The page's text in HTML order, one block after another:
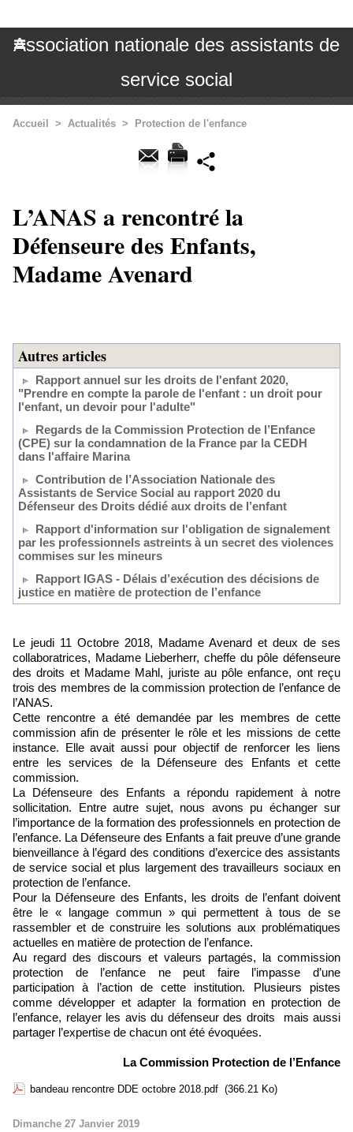
Association nationale des assistants de
service social
Accueil > Actualités > Protection de l'enfance
L’ANAS a rencontré la
Défenseure des Enfants,
Madame Avenard
Autres articles
Rapport annuel sur les droits de l'enfant 2020,
"Prendre en compte la parole de l'enfant : un droit pour
l'enfant, un devoir pour l'adulte"
Regards de la Commission Protection de l’Enfance
(CPE) sur la condamnation de la France par la CEDH
dans l'affaire Marina
Contribution de l’Association Nationale des
Assistants de Service Social au rapport 2020 du
Défenseur des Droits dédié aux droits de l’enfant
Rapport d'information sur l'obligation de signalement
par les professionnels astreints à un secret des violences
commises sur les mineurs
Rapport IGAS - Délais d’exécution des décisions de
justice en matière de protection de l’enfance
Le jeudi 11 Octobre 2018, Madame Avenard et deux de ses
collaboratrices, Madame Lieberherr, cheffe du pôle défenseure
des droits et Madame Mahl, juriste au pôle enfance, ont reçu
trois des membres de la commission protection de l’enfance de
l’ANAS.
Cette rencontre a été demandée par les membres de cette
commission afin de présenter le rôle et les missions de cette
instance. Elle avait aussi pour objectif de renforcer les liens
entre les services de la Défenseure des Enfants et cette
commission.
La Défenseure des Enfants a répondu rapidement à notre
sollicitation. Entre autre sujet, nous avons pu échanger sur
l’importance de la formation des professionnels en protection de
l’enfance. La Défenseure des Enfants a fait preuve d’une grande
bienveillance à l’égard des conditions d’exercice des assistants
de service social et plus largement des travailleurs sociaux en
protection de l’enfance.
Pour la Défenseure des Enfants, les droits de l’enfant doivent
être le « langage commun » qui permettent à tous de se
rassembler et de construire les solutions aux problématiques
actuelles en matière de protection de l’enfance.
Au regard des discours et valeurs partagés, la commission
protection de l’enfance ne peut faire l’impasse d’une
participation à l’action de cette institution. Plusieurs pistes
comme développer et adapter la formation en protection de
l’enfance, relayer les avis du défenseur des droits mais aussi
partager l’expertise de chacun ont été évoquées.
La Commission Protection de l’Enfance
bandeau rencontre DDE octobre 2018.pdf (366.21 Ko)
Dimanche 27 Janvier 2019